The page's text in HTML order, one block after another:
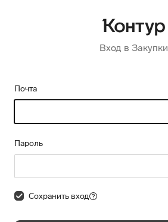
Вход в Закупки
Почта
Пароль
Сохранить вход